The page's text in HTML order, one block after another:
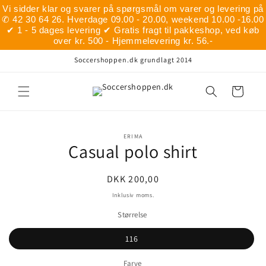
Vi sidder klar og svarer på spørgsmål om varer og levering på
✆ 42 30 64 26. Hverdage 09.00 - 20.00, weekend 10.00 -16.00
✔ 1 - 5 dages levering ✔ Gratis fragt til pakkeshop, ved køb
over kr. 500 - Hjemmelevering kr. 56.-
Gå til
indhold
Soccershoppen.dk grundlagt 2014
Indkøbskurv
ERIMA
Casual polo shirt
Normalpris
DKK 200,00
Inklusiv moms.
Størrelse
116
Farve